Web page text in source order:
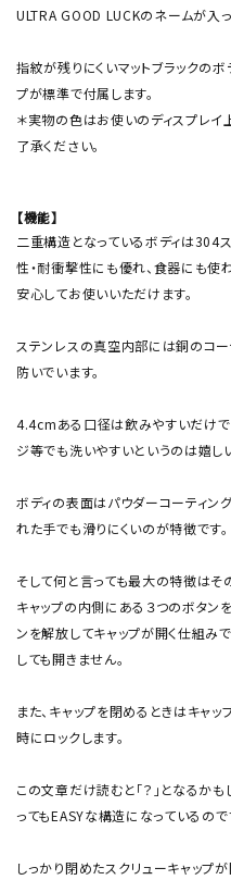
ULTRA GOOD LUCKのネームが入っ
指紋が残りにくいマットブラックの
プが標準で付属します。
＊実物の色はお使いのディスプレ
了承ください。
【機能】
二重構造となっているボディは304
性・耐衝撃性にも優れ、食器にも
安心してお使いいただけます。
ステンレスの真空内部には銅のコ
防いでいます。
4.4cmある口径は飲みやすいだけで
ジ等でも洗いやすいというのは嬉し
ボディの表面はパウダーコーティン
れた手でも滑りにくいのが特徴です。
そして何と言っても最大の特徴はそ
キャップの内側にある３つのボタン
ンを解放してキャップが開く仕組み
しても開きません。
また、キャップを閉めるときはキャ
時にロックします。
この文章だけ読むと「？」となるか
ってもEASYな構造になっているので
しっかり閉めたスクリューキャップ